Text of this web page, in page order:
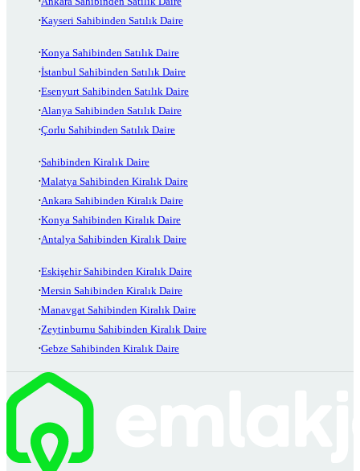
Kayseri Sahibinden Satılık Daire
Konya Sahibinden Satılık Daire
İstanbul Sahibinden Satılık Daire
Esenyurt Sahibinden Satılık Daire
Alanya Sahibinden Satılık Daire
Çorlu Sahibinden Satılık Daire
Sahibinden Kiralık Daire
Malatya Sahibinden Kiralık Daire
Ankara Sahibinden Kiralık Daire
Konya Sahibinden Kiralık Daire
Antalya Sahibinden Kiralık Daire
Eskişehir Sahibinden Kiralık Daire
Mersin Sahibinden Kiralık Daire
Manavgat Sahibinden Kiralık Daire
Zeytinburnu Sahibinden Kiralık Daire
Gebze Sahibinden Kiralık Daire